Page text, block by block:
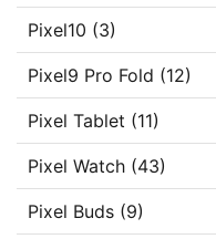
Pixel10 (3)
Pixel9 Pro Fold (12)
Pixel Tablet (11)
Pixel Watch (43)
Pixel Buds (9)